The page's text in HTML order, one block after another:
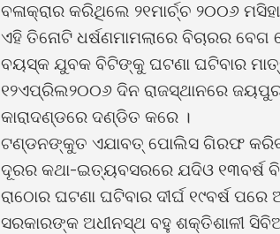
ବଳାକ୍ରାର କରିଥିଲେ ୨୧ମାର୍ଚ୍ଚ ୨୦୦୬
ଏହି ତିନୋଟି ଧର୍ଷଣମାମଲାରେ ବିଚାରର ବେଗ
ବୟସ୍କ ଯୁବକ ବିଟିଙ୍କୁ ଘଟଣା ଘଟିବାର
୧୨ଏପ୍ରିଲ୨୦୦୬ ଦିନ ରାଜସ୍ଥାନରେ
କାରାଦଣ୍ଡରେ ଦଣ୍ଡିତ କରେ ।
ଟଣ୍ଡନଙ୍କୁତ ଏଯାବତ୍ ପୋଲିସ ଗିରଫ
ଦୂରର କଥା-ଇତ୍ୟବସରରେ ଯଦିଓ ୧୩ବର୍ଷ
ରାଠୋର ଘଟଣା ଘଟିବାର ଦୀର୍ଘ ୧୯ବର୍ଷ
ସରକାରଙ୍କ ଅଧୀନସ୍ଥ ବହୁ ଶକ୍ତିଶାଳୀ